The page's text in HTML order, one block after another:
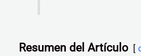
Resumen del Artículo